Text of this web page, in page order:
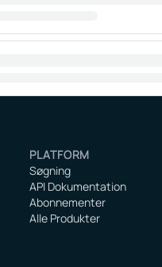
PLATFORM
Søgning
API Dokumentation
Abonnementer
Alle Produkter